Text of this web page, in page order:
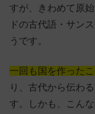
すが、きわめて原
ドの古代語・サン
うです。
一回も国を作った
り、古代から伝わ
す。しかも、こん